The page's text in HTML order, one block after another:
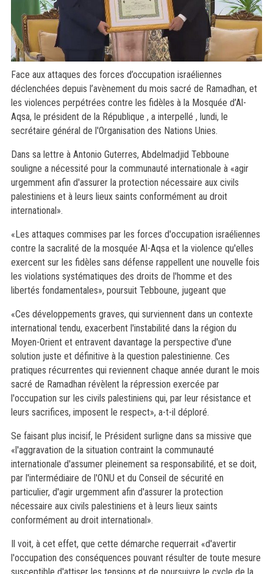
Face aux attaques des forces d’occupation israéliennes
déclenchées depuis l’avènement du mois sacré de Ramadhan, et
les violences perpétrées contre les fidèles à la Mosquée d’Al-
Aqsa, le président de la République , a interpellé , lundi, le
secrétaire général de l'Organisation des Nations Unies.
Dans sa lettre à Antonio Guterres, Abdelmadjid Tebboune
souligne a nécessité pour la communauté internationale à «agir
urgemment afin d'assurer la protection nécessaire aux civils
palestiniens et à leurs lieux saints conformément au droit
international».
«Les attaques commises par les forces d'occupation israéliennes
contre la sacralité de la mosquée Al-Aqsa et la violence qu'elles
exercent sur les fidèles sans défense rappellent une nouvelle fois
les violations systématiques des droits de l'homme et des
libertés fondamentales», poursuit Tebboune, jugeant que
«Ces développements graves, qui surviennent dans un contexte
international tendu, exacerbent l'instabilité dans la région du
Moyen-Orient et entravent davantage la perspective d'une
solution juste et définitive à la question palestinienne. Ces
pratiques récurrentes qui reviennent chaque année durant le mois
sacré de Ramadhan révèlent la répression exercée par
l'occupation sur les civils palestiniens qui, par leur résistance et
leurs sacrifices, imposent le respect», a-t-il déploré.
Se faisant plus incisif, le Président surligne dans sa missive que
«l'aggravation de la situation contraint la communauté
internationale d'assumer pleinement sa responsabilité, et se doit,
par l'intermédiaire de l'ONU et du Conseil de sécurité en
particulier, d'agir urgemment afin d'assurer la protection
nécessaire aux civils palestiniens et à leurs lieux saints
conformément au droit international».
Il voit, à cet effet, que cette démarche requerrait «d'avertir
l'occupation des conséquences pouvant résulter de toute mesure